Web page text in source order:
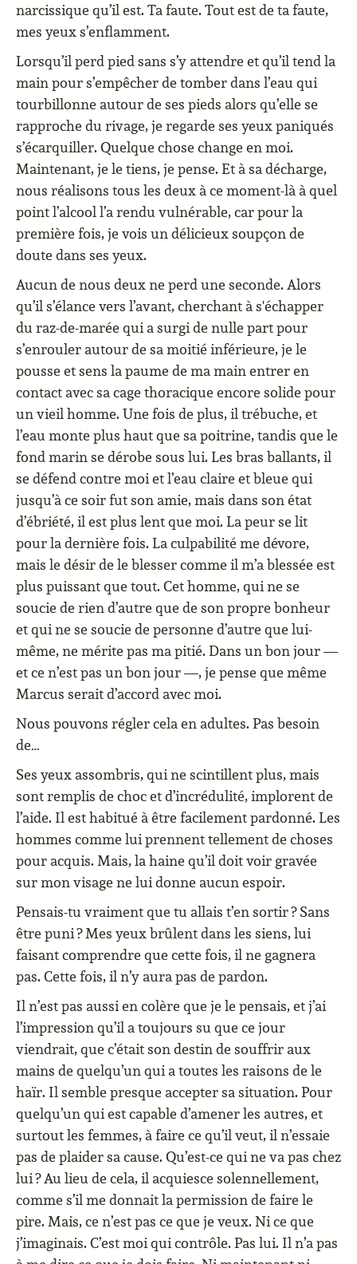
narcissique qu’il est. Ta faute. Tout est de ta faute,
mes yeux s’enflamment.
Lorsqu’il perd pied sans s’y attendre et qu’il tend la
main pour s’empêcher de tomber dans l’eau qui
tourbillonne autour de ses pieds alors qu’elle se
rapproche du rivage, je regarde ses yeux paniqués
s’écarquiller. Quelque chose change en moi.
Maintenant, je le tiens, je pense. Et à sa décharge,
nous réalisons tous les deux à ce moment-là à quel
point l’alcool l’a rendu vulnérable, car pour la
première fois, je vois un délicieux soupçon de
doute dans ses yeux.
Aucun de nous deux ne perd une seconde. Alors
qu’il s’élance vers l’avant, cherchant à s'échapper
du raz-de-marée qui a surgi de nulle part pour
s’enrouler autour de sa moitié inférieure, je le
pousse et sens la paume de ma main entrer en
contact avec sa cage thoracique encore solide pour
un vieil homme. Une fois de plus, il trébuche, et
l’eau monte plus haut que sa poitrine, tandis que le
fond marin se dérobe sous lui. Les bras ballants, il
se défend contre moi et l’eau claire et bleue qui
jusqu’à ce soir fut son amie, mais dans son état
d’ébriété, il est plus lent que moi. La peur se lit
pour la dernière fois. La culpabilité me dévore,
mais le désir de le blesser comme il m’a blessée est
plus puissant que tout. Cet homme, qui ne se
soucie de rien d’autre que de son propre bonheur
et qui ne se soucie de personne d’autre que lui-
même, ne mérite pas ma pitié. Dans un bon jour —
et ce n’est pas un bon jour —, je pense que même
Marcus serait d’accord avec moi.
Nous pouvons régler cela en adultes. Pas besoin
de…
Ses yeux assombris, qui ne scintillent plus, mais
sont remplis de choc et d’incrédulité, implorent de
l’aide. Il est habitué à être facilement pardonné. Les
hommes comme lui prennent tellement de choses
pour acquis. Mais, la haine qu’il doit voir gravée
sur mon visage ne lui donne aucun espoir.
Pensais-tu vraiment que tu allais t’en sortir ? Sans
être puni ? Mes yeux brûlent dans les siens, lui
faisant comprendre que cette fois, il ne gagnera
pas. Cette fois, il n’y aura pas de pardon.
Il n’est pas aussi en colère que je le pensais, et j’ai
l’impression qu’il a toujours su que ce jour
viendrait, que c’était son destin de souffrir aux
mains de quelqu’un qui a toutes les raisons de le
haïr. Il semble presque accepter sa situation. Pour
quelqu’un qui est capable d’amener les autres, et
surtout les femmes, à faire ce qu’il veut, il n’essaie
pas de plaider sa cause. Qu’est-ce qui ne va pas chez
lui ? Au lieu de cela, il acquiesce solennellement,
comme s’il me donnait la permission de faire le
pire. Mais, ce n’est pas ce que je veux. Ni ce que
j’imaginais. C’est moi qui contrôle. Pas lui. Il n’a pas